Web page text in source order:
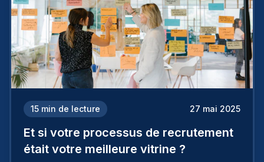
15 min de lecture 27 mai 2025
Et si votre processus de recrutement
était votre meilleure vitrine ?